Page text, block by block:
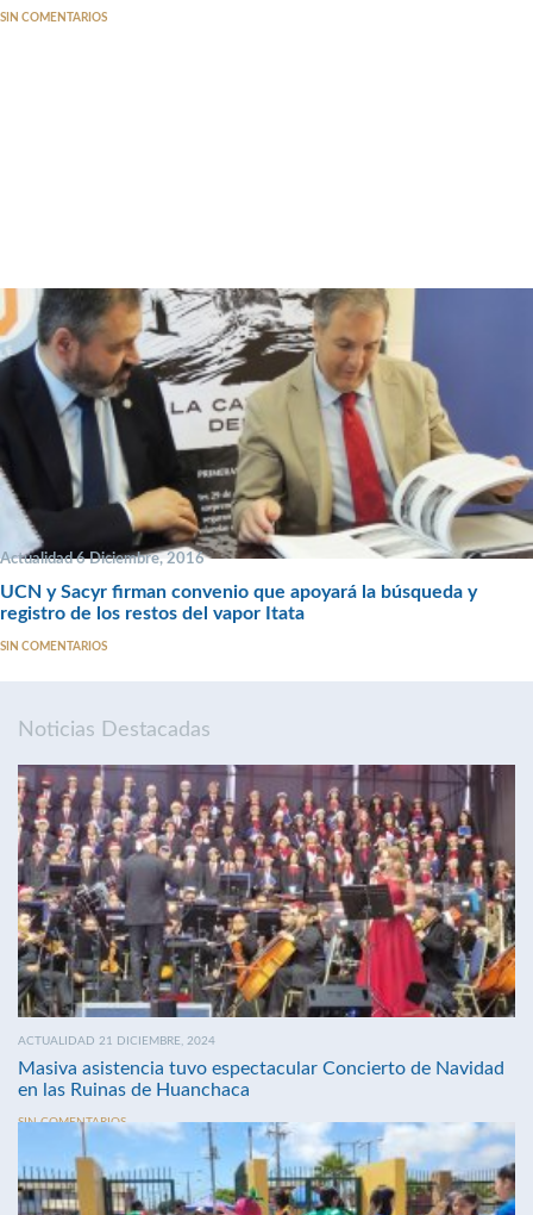
SIN COMENTARIOS
Actualidad 6 Diciembre, 2016
UCN y Sacyr firman convenio que apoyará la búsqueda y
registro de los restos del vapor Itata
SIN COMENTARIOS
Noticias Destacadas
ACTUALIDAD 21 DICIEMBRE, 2024
Masiva asistencia tuvo espectacular Concierto de Navidad
en las Ruinas de Huanchaca
SIN COMENTARIOS